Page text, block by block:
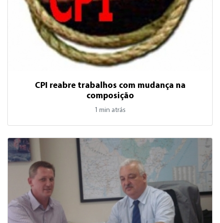
CPI reabre trabalhos com mudança na
composição
1 min atrás